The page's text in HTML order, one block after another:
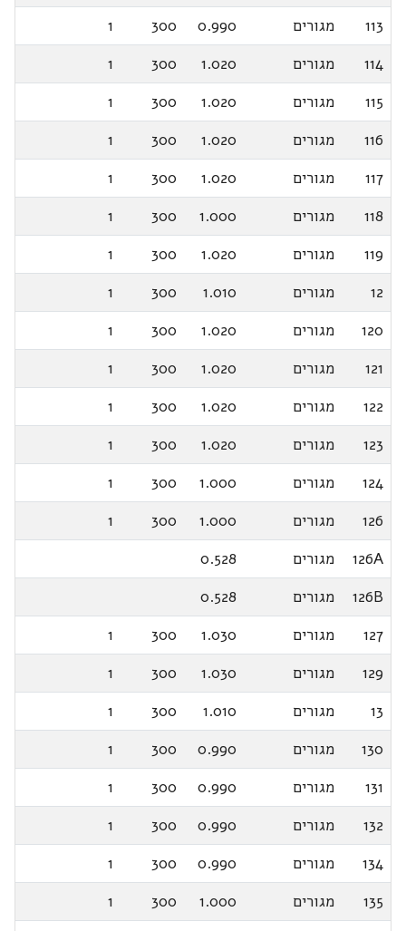
113 מגורים 0.990
300
1
114
מגורים 1.020
300
1
115
מגורים 1.020
300
1
116
מגורים 1.020
300
1
117
מגורים 1.020
300
1
118
מגורים 1.000
300
1
119
מגורים 1.020
300
1
12
מגורים 1.010
300
1
120
מגורים 1.020
300
1
121
מגורים 1.020
300
1
122
מגורים 1.020
300
1
123
מגורים 1.020
300
1
124
מגורים 1.000
300
1
126
מגורים 1.000
300
1
126A
מגורים
0.528
126B
מגורים
0.528
127
מגורים 1.030
300
1
129
מגורים 1.030
300
1
13
מגורים 1.010
300
1
130
מגורים 0.990
300
1
131
מגורים 0.990
300
1
132
מגורים 0.990
300
1
134
מגורים 0.990
300
1
135
מגורים 1.000
300
1